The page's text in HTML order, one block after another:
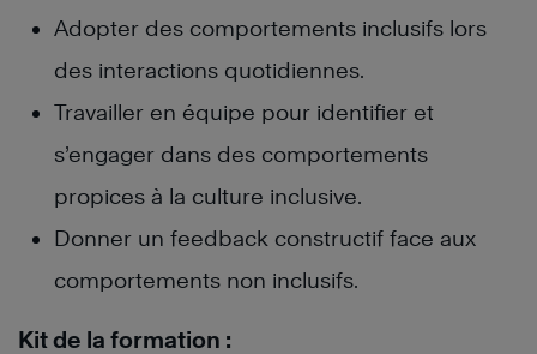
Adopter des comportements inclusifs lors
des interactions quotidiennes.
Travailler en équipe pour identifier et
s’engager dans des comportements
propices à la culture inclusive.
Donner un feedback constructif face aux
comportements non inclusifs.
Kit de la formation :